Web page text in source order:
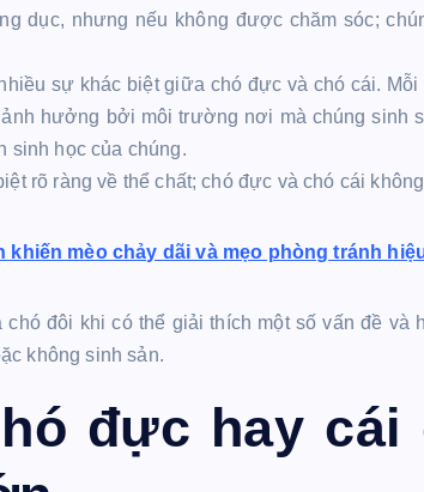
dục, nhưng nếu không được chăm sóc;
sự khác biệt giữa chó đực và chó cái.
hưởng bởi môi trường nơi mà chúng sinh
sinh học của chúng.
rõ ràng về thể chất; chó đực và chó cái
khiến mèo chảy dãi và mẹo phòng tránh
đôi khi có thể giải thích một số vấn đề và
không sinh sản.
đực hay cái